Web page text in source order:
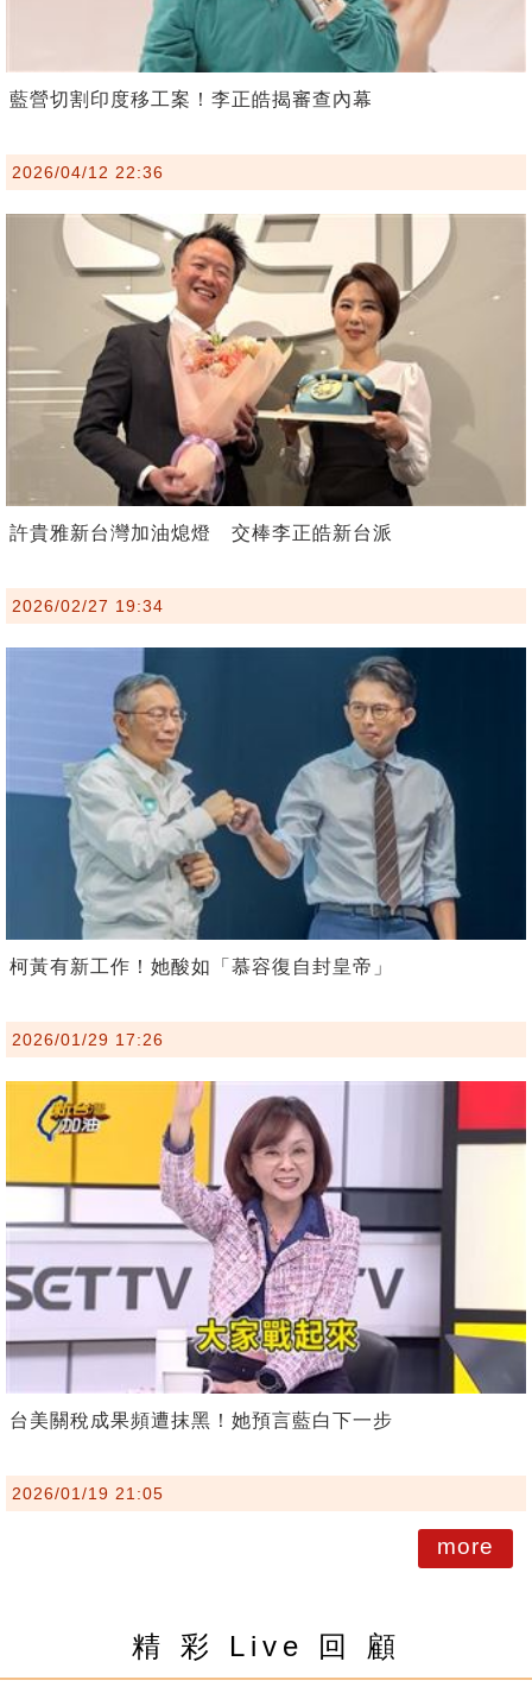
藍營切割印度移工案！李正皓揭審查內幕
2026/04/12 22:36
許貴雅新台灣加油熄燈 交棒李正皓新台派
2026/02/27 19:34
柯黃有新工作！她酸如「慕容復自封皇帝」
2026/01/29 17:26
台美關稅成果頻遭抹黑！她預言藍白下一步
2026/01/19 21:05
more
精 彩 Live 回 顧